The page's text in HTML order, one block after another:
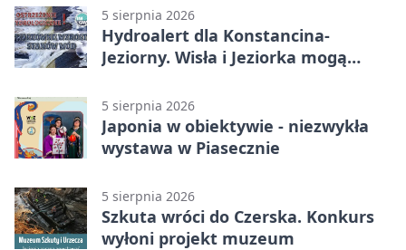
5 sierpnia 2026
Hydroalert dla Konstancina-
Jeziorny. Wisła i Jeziorka mogą
5 sierpnia 2026
Japonia w obiektywie - niezwykła
wystawa w Piasecznie
5 sierpnia 2026
Szkuta wróci do Czerska. Konkurs
wyłoni projekt muzeum